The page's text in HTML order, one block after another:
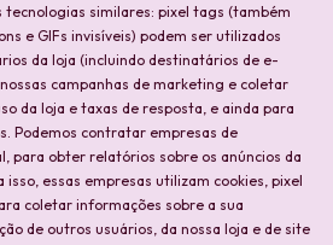
tecnologias similares: pixel tags (também
e GIFs invisíveis) podem ser utilizados
da loja (incluindo destinatários de e-
campanhas de marketing e coletar
da loja e taxas de resposta, e ainda para
Podemos contratar empresas de
para obter relatórios sobre os anúncios da
essas empresas utilizam cookies, pixel
coletar informações sobre a sua
de outros usuários, da nossa loja e de site